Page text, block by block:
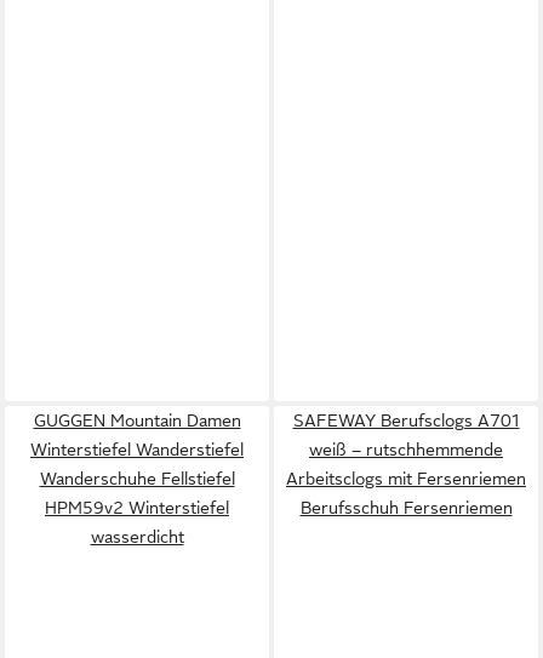
GUGGEN Mountain Damen
Winterstiefel Wanderstiefel
Wanderschuhe Fellstiefel
HPM59v2 Winterstiefel
wasserdicht
SAFEWAY Berufsclogs A701
weiß – rutschhemmende
Arbeitsclogs mit Fersenriemen
Berufsschuh Fersenriemen